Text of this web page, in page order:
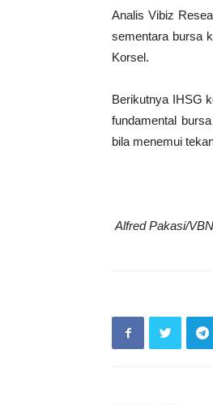
Analis Vibiz
sementara bursa
Korsel.
Berikutnya IHSG
fundamental
bila menemui
Alfred Pakasi/